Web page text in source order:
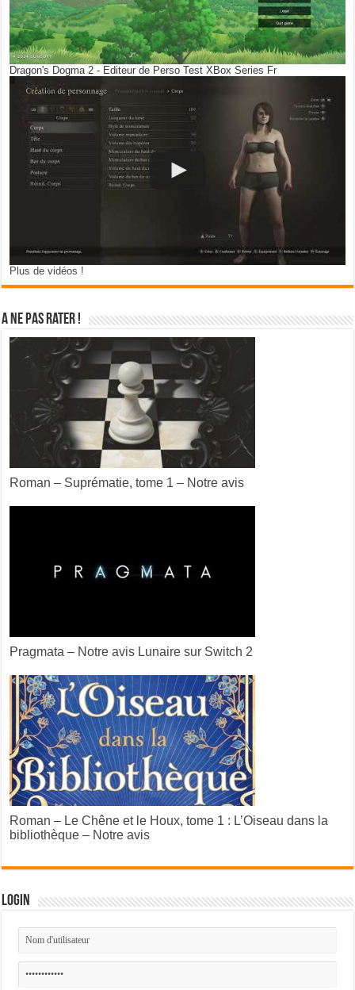
Dragon's Dogma 2 - Editeur de Perso Test XBox Series Fr
Plus de vidéos !
A ne pas rater !
Roman – Suprématie, tome 1 – Notre avis
Pragmata – Notre avis Lunaire sur Switch 2
Roman – Le Chêne et le Houx, tome 1 : L’Oiseau dans la
bibliothèque – Notre avis
Login